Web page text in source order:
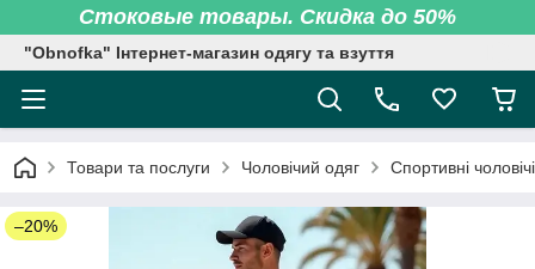
Стоковые товары. Скидка до 50%
"Obnofka" Інтернет-магазин одягу та взуття
Товари та послуги Чоловічий одяг Спортивні
–20%